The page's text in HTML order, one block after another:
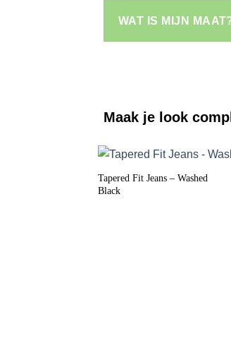
WAT IS MIJN
Maak je look
Tapered Fit Jeans – Washed
Black